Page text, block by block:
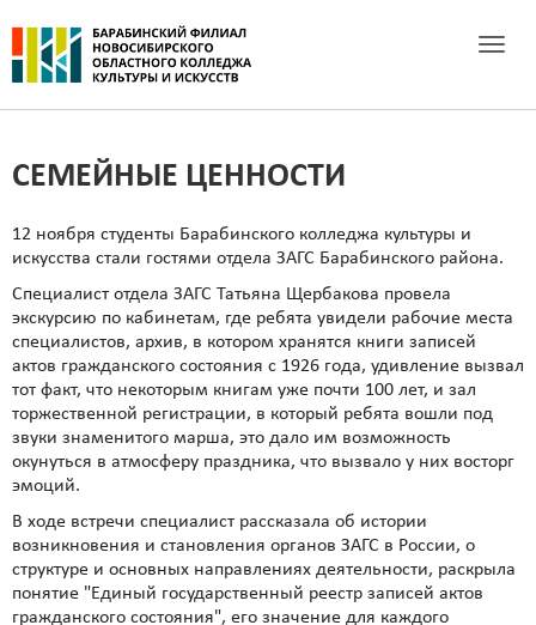
Toggle
СЕМЕЙНЫЕ ЦЕННОСТИ
12 ноября студенты Барабинского колледжа культуры и
искусства стали гостями отдела ЗАГС Барабинского района.
Специалист отдела ЗАГС Татьяна Щербакова провела
экскурсию по кабинетам, где ребята увидели рабочие места
специалистов, архив, в котором хранятся книги записей
актов гражданского состояния с 1926 года, удивление вызвал
тот факт, что некоторым книгам уже почти 100 лет, и зал
торжественной регистрации, в который ребята вошли под
звуки знаменитого марша, это дало им возможность
окунуться в атмосферу праздника, что вызвало у них восторг
эмоций.
В ходе встречи специалист рассказала об истории
возникновения и становления органов ЗАГС в России, о
структуре и основных направлениях деятельности, раскрыла
понятие "Единый государственный реестр записей актов
гражданского состояния", его значение для каждого